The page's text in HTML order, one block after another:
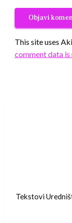
This site uses
comment data is
Tekstovi